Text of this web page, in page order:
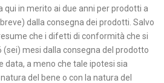
in merito ai due anni per prodotti a
dalla consegna dei prodotti. Salvo
che i difetti di conformità che si
mesi dalla consegna del prodotto
data, a meno che tale ipotesi sia
del bene o con la natura del